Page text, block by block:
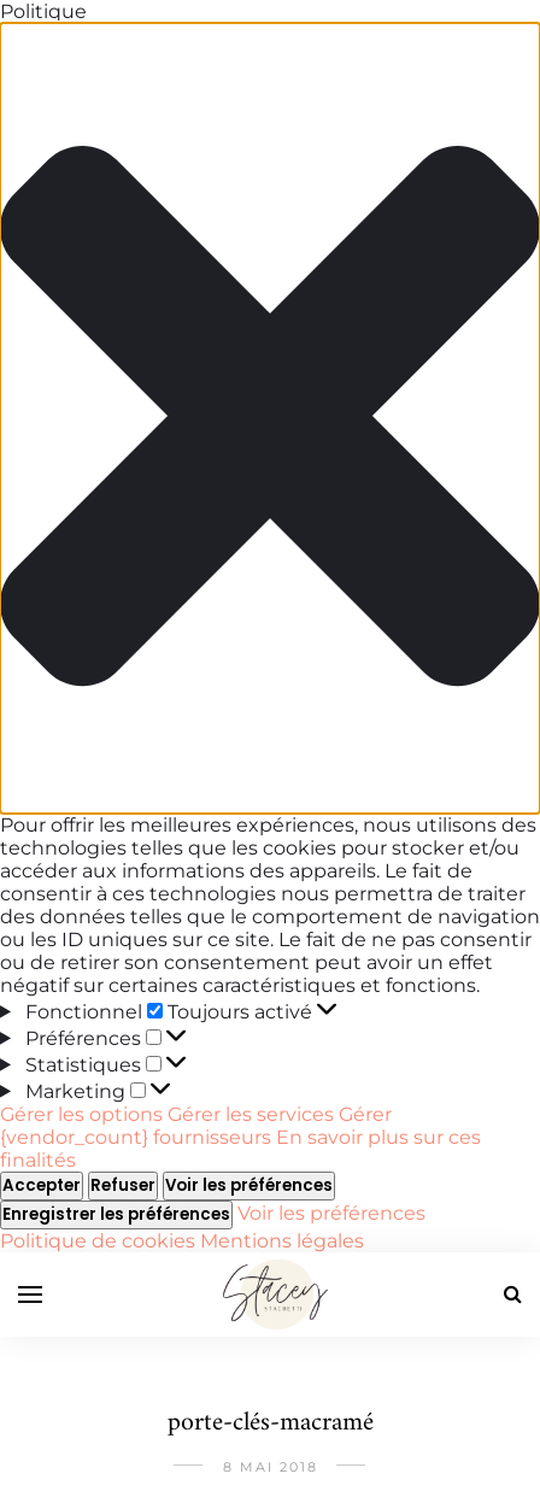
Politique
Pour offrir les meilleures expériences, nous utilisons des
technologies telles que les cookies pour stocker et/ou
accéder aux informations des appareils. Le fait de
consentir à ces technologies nous permettra de traiter
des données telles que le comportement de navigation
ou les ID uniques sur ce site. Le fait de ne pas consentir
ou de retirer son consentement peut avoir un effet
négatif sur certaines caractéristiques et fonctions.
Fonctionnel
Fonctionnel
Toujours activé
Préférences
Préférences
Statistiques
Statistiques
Marketing
Marketing
Gérer les options Gérer les services Gérer
{vendor_count} fournisseurs En savoir plus sur ces
finalités
Accepter Refuser Voir les préférences
Enregistrer les préférences Voir les préférences
Politique de cookies Mentions légales
porte-clés-macramé
8 MAI 2018